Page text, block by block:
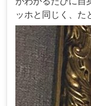
ッホと同じく、た